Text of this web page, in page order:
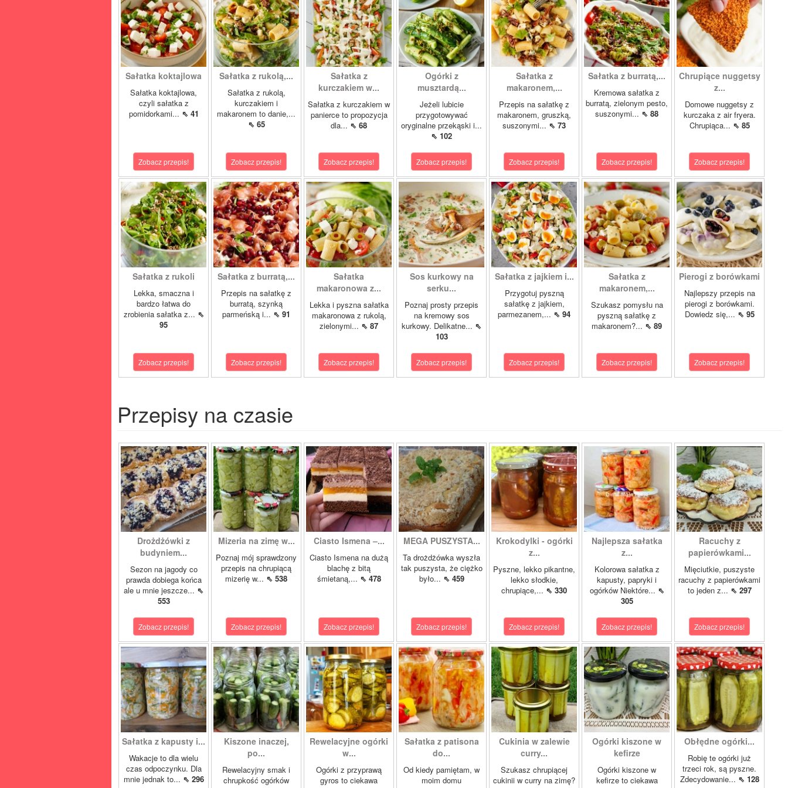
Sałatka koktajlowa
Sałatka koktajlowa,
czyli sałatka z
pomidorkami... ⇖ 41
Zobacz przepis!
Sałatka z rukolą,...
Sałatka z rukolą,
kurczakiem i
makaronem to danie,...
⇖ 65
Zobacz przepis!
Sałatka z
kurczakiem w...
Sałatka z kurczakiem w
panierce to propozycja
dla... ⇖ 68
Zobacz przepis!
Ogórki z
musztardą...
Jeżeli lubicie
przygotowywać
oryginalne przekąski i...
⇖ 102
Zobacz przepis!
Sałatka z
makaronem,...
Przepis na sałatkę z
makaronem, gruszką,
suszonymi... ⇖ 73
Zobacz przepis!
Sałatka z burratą,...
Kremowa sałatka z
burratą, zielonym pesto,
suszonymi... ⇖ 88
Zobacz przepis!
Chrupiące nuggetsy
z...
Domowe nuggetsy z
kurczaka z air fryera.
Chrupiąca... ⇖ 85
Zobacz przepis!
Sałatka z rukoli
Lekka, smaczna i
bardzo łatwa do
zrobienia sałatka z... ⇖
95
Zobacz przepis!
Sałatka z burratą,...
Przepis na sałatkę z
burratą, szynką
parmeńską i... ⇖ 91
Zobacz przepis!
Sałatka
makaronowa z...
Lekka i pyszna sałatka
makaronowa z rukolą,
zielonymi... ⇖ 87
Zobacz przepis!
Sos kurkowy na
serku...
Poznaj prosty przepis
na kremowy sos
kurkowy. Delikatne... ⇖
103
Zobacz przepis!
Sałatka z jajkiem i...
Przygotuj pyszną
sałatkę z jajkiem,
parmezanem,... ⇖ 94
Zobacz przepis!
Sałatka z
makaronem,...
Szukasz pomysłu na
pyszną sałatkę z
makaronem?... ⇖ 89
Zobacz przepis!
Pierogi z borówkami
Najlepszy przepis na
pierogi z borówkami.
Dowiedz się,... ⇖ 95
Zobacz przepis!
Przepisy na czasie
Drożdżówki z
budyniem...
Sezon na jagody co
prawda dobiega końca
ale u mnie jeszcze... ⇖
553
Zobacz przepis!
Mizeria na zimę w...
Poznaj mój sprawdzony
przepis na chrupiącą
mizerię w... ⇖ 538
Zobacz przepis!
Ciasto Ismena –...
Ciasto Ismena na dużą
blachę z bitą
śmietaną,... ⇖ 478
Zobacz przepis!
MEGA PUSZYSTA...
Ta drożdżówka wyszła
tak puszysta, że ciężko
było... ⇖ 459
Zobacz przepis!
Krokodylki - ogórki
z...
Pyszne, lekko pikantne,
lekko słodkie,
chrupiące,... ⇖ 330
Zobacz przepis!
Najlepsza sałatka
z...
Kolorowa sałatka z
kapusty, papryki i
ogórków Niektóre... ⇖
305
Zobacz przepis!
Racuchy z
papierówkami...
Mięciutkie, puszyste
racuchy z papierówkami
to jeden z... ⇖ 297
Zobacz przepis!
Sałatka z kapusty i...
Wakacje to dla wielu
czas odpoczynku. Dla
mnie jednak to... ⇖ 296
Kiszone inaczej,
po...
Rewelacyjny smak i
chrupkość ogórków
Rewelacyjne ogórki
w...
Ogórki z przyprawą
gyros to ciekawa
Sałatka z patisona
do...
Od kiedy pamiętam, w
moim domu
Cukinia w zalewie
curry...
Szukasz chrupiącej
cukinii w curry na zimę?
Ogórki kiszone w
kefirze
Ogórki kiszone w
kefirze to ciekawa
Obłędne ogórki...
Robię te ogórki już
trzeci rok, są pyszne.
Zdecydowanie... ⇖ 128